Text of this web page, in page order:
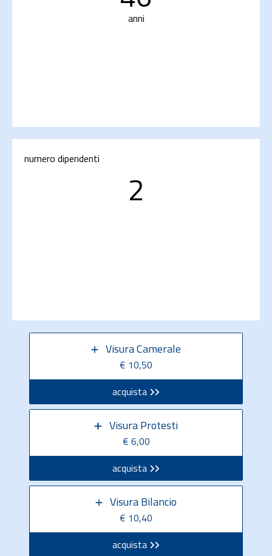
anni
numero dipendenti
2
Visura Camerale
€ 10,50
acquista
Visura Protesti
€ 6,00
acquista
Visura Bilancio
€ 10,40
acquista